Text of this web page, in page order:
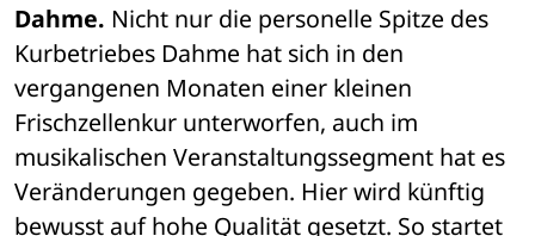
Dahme. Nicht nur die personelle Spitze des
Kurbetriebes Dahme hat sich in den
vergangenen Monaten einer kleinen
Frischzellenkur unterworfen, auch im
musikalischen Veranstaltungssegment hat es
Veränderungen gegeben. Hier wird künftig
bewusst auf hohe Qualität gesetzt. So startet